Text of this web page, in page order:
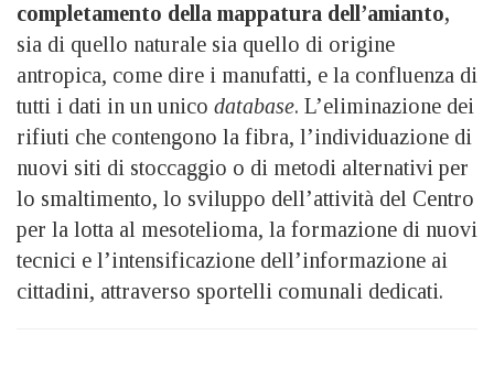
completamento della mappatura dell’amianto,
sia di quello naturale sia quello di origine
antropica, come dire i manufatti, e la confluenza di
tutti i dati in un unico database. L’eliminazione dei
rifiuti che contengono la fibra, l’individuazione di
nuovi siti di stoccaggio o di metodi alternativi per
lo smaltimento, lo sviluppo dell’attività del Centro
per la lotta al mesotelioma, la formazione di nuovi
tecnici e l’intensificazione dell’informazione ai
cittadini, attraverso sportelli comunali dedicati.